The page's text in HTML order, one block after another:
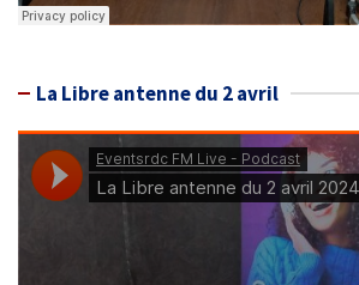
La Libre antenne du 2 avril